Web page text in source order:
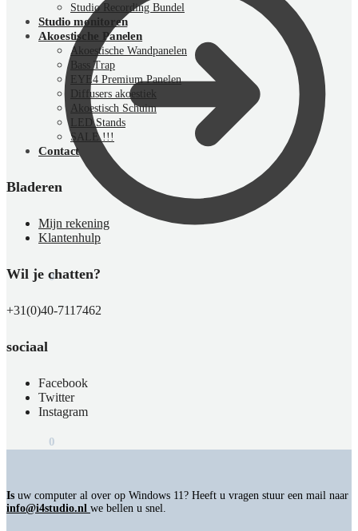
€0,00 0
Studio Recording Bundel
Studio monitoren
Akoestische Panelen
Akoestische Wandpanelen
Bass Trap
EYE4 Premium Panelen
Diffusers akoestiek
Akoestisch Schuim
LED Stands
SALE !!!
Contact
Bladeren
Mijn rekening
Klantenhulp
Wil je chatten?
+31(0)40-7117462
sociaal
Facebook
Twitter
Instagram
0
Is uw computer al over op Windows 11? Heeft u vragen stuur een mail naar
info@i4studio.nl we bellen u snel.